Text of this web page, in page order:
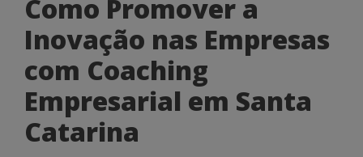
Como Promover a
Inovação nas Empresas
com Coaching
Empresarial em Santa
Catarina